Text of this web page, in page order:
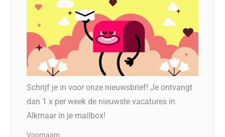
Schrijf je in voor onze nieuwsbrief! Je ontvangt
dan 1 x per week de nieuwste vacatures in
Alkmaar in je mailbox!
Voornaam